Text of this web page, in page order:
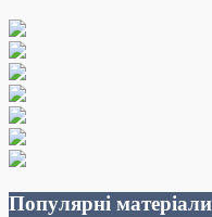
Популярні матеріали